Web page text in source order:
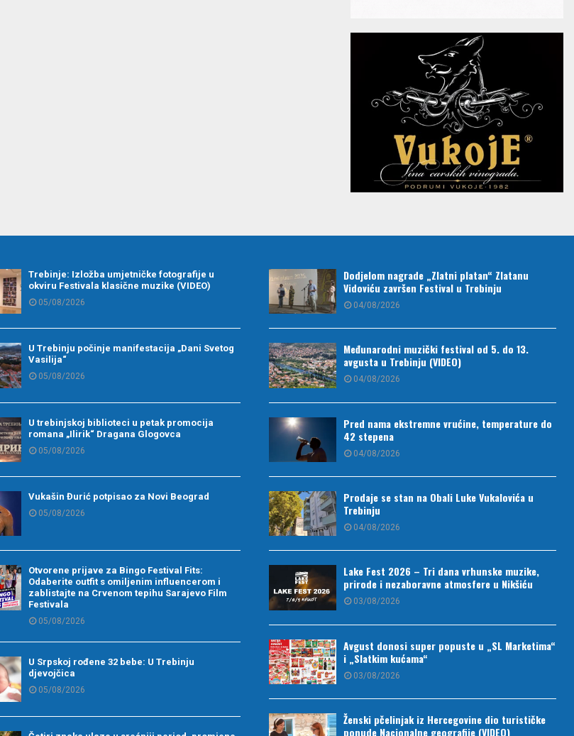
Trebinje: Izložba umjetničke fotografije u
okviru Festivala klasične muzike (VIDEO)
05/08/2026
U Trebinju počinje manifestacija „Dani Svetog
Vasilija“
05/08/2026
U trebinjskoj biblioteci u petak promocija
romana „Ilirik“ Dragana Glogovca
05/08/2026
Vukašin Đurić potpisao za Novi Beograd
05/08/2026
Otvorene prijave za Bingo Festival Fits:
Odaberite outfit s omiljenim influencerom i
zablistajte na Crvenom tepihu Sarajevo Film
Festivala
05/08/2026
U Srpskoj rođene 32 bebe: U Trebinju
djevojčica
05/08/2026
Dodjelom nagrade „Zlatni platan“ Zlatanu
Vidoviću završen Festival u Trebinju
04/08/2026
Međunarodni muzički festival od 5. do 13.
avgusta u Trebinju (VIDEO)
04/08/2026
Pred nama ekstremne vrućine, temperature do
42 stepena
04/08/2026
Prodaje se stan na Obali Luke Vukalovića u
Trebinju
04/08/2026
Lake Fest 2026 – Tri dana vrhunske muzike,
prirode i nezaboravne atmosfere u Nikšiću
03/08/2026
Avgust donosi super popuste u „SL Marketima“
i „Slatkim kućama“
03/08/2026
Ženski pčelinjak iz Hercegovine dio turističke
ponude Nacionalne geografije (VIDEO)